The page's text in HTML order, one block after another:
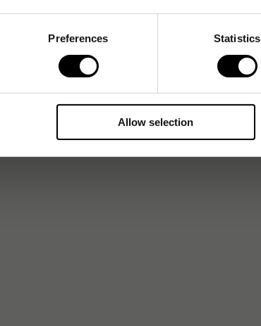
Preferences Statistics
Allow selection